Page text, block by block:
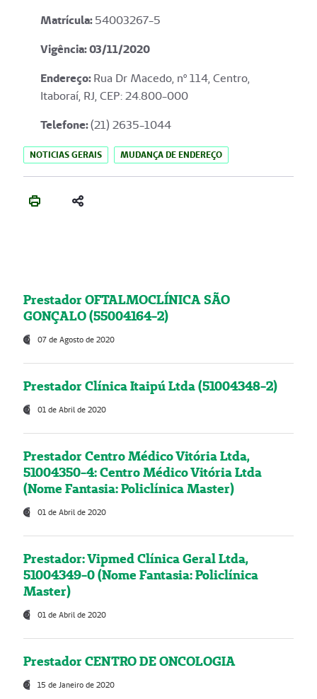
Matrícula:54003267-5
Vigência: 03/11/2020
Endereço:Rua Dr Macedo, nº 114, Centro,
Itaboraí, RJ, CEP: 24.800-000
Telefone:(21) 2635-1044
NOTICIAS GERAIS MUDANÇA DE ENDEREÇO
Prestador OFTALMOCLÍNICA SÃO
GONÇALO (55004164-2)
07 de Agosto de 2020
Prestador Clínica Itaipú Ltda (51004348-2)
01 de Abril de 2020
Prestador Centro Médico Vitória Ltda,
51004350-4: Centro Médico Vitória Ltda
(Nome Fantasia: Policlínica Master)
01 de Abril de 2020
Prestador: Vipmed Clínica Geral Ltda,
51004349-0 (Nome Fantasia: Policlínica
Master)
01 de Abril de 2020
Prestador CENTRO DE ONCOLOGIA
15 de Janeiro de 2020